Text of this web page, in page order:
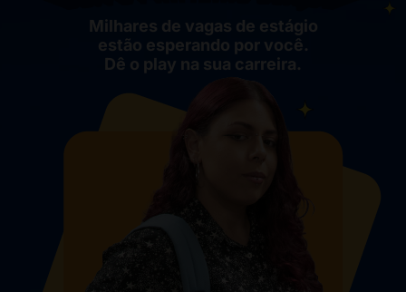
Milhares de vagas de estágio
estão esperando por você.
Dê o play na sua carreira.